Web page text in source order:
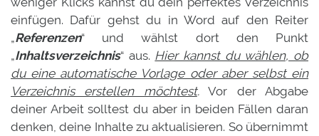
einfügen. Dafür gehst du in Word auf den Reiter
„Referenzen“ und wählst dort den Punkt
„Inhaltsverzeichnis“ aus. Hier kannst du wählen, ob
du eine automatische Vorlage oder aber selbst ein
Verzeichnis erstellen möchtest.Vor der Abgabe
deiner Arbeit solltest du aber in beiden Fällen daran
denken, deine Inhalte zu aktualisieren. So übernimmt